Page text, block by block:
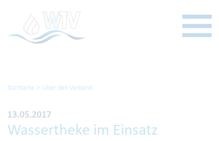
Startseite Über den Verband
13.05.2017
Wassertheke im Einsatz